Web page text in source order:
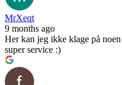
MrXeqt
9 months ago
Her kan jeg ikke klage på
super service :)